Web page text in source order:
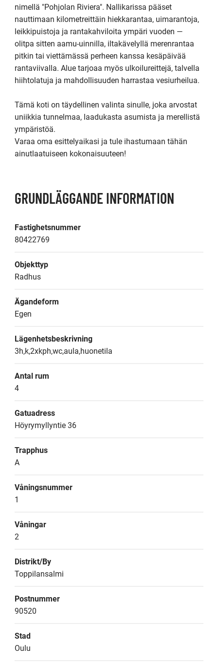
nimellä "Pohjolan Riviera". Nallikarissa pääset
nauttimaan kilometreittäin hiekkarantaa, uimarantoja,
leikkipuistoja ja rantakahviloita ympäri vuoden —
olitpa sitten aamu-uinnilla, iltakävelyllä merenrantaa
pitkin tai viettämässä perheen kanssa kesäpäivää
rantaviivalla. Alue tarjoaa myös ulkoilureittejä, talvella
hiihtolatuja ja mahdollisuuden harrastaa vesiurheilua.
Tämä koti on täydellinen valinta sinulle, joka arvostat
uniikkia tunnelmaa, laadukasta asumista ja merellistä
ympäristöä.
Varaa oma esittelyaikasi ja tule ihastumaan tähän
ainutlaatuiseen kokonaisuuteen!
GRUNDLÄGGANDE INFORMATION
Fastighetsnummer
80422769
Objekttyp
Radhus
Ägandeform
Egen
Lägenhetsbeskrivning
3h,k,2xkph,wc,aula,huonetila
Antal rum
4
Gatuadress
Höyrymyllyntie 36
Trapphus
A
Våningsnummer
1
Våningar
2
Distrikt/By
Toppilansalmi
Postnummer
90520
Stad
Oulu